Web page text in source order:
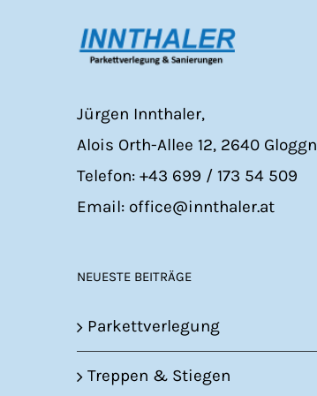
Jürgen Innthaler,
Alois Orth-Allee 12, 2640
Telefon: +43 699 / 173 54 509
Email: office@innthaler.at
NEUESTE BEITRÄGE
Parkettverlegung
Treppen & Stiegen